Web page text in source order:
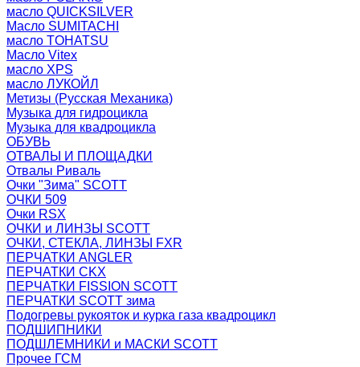
масло QUICKSILVER
Масло SUMITACHI
масло TOHATSU
Масло Vitex
масло XPS
масло ЛУКОЙЛ
Метизы (Русская Механика)
Музыка для гидроцикла
Музыка для квадроцикла
ОБУВЬ
ОТВАЛЫ И ПЛОЩАДКИ
Отвалы Риваль
Очки "Зима" SCOTT
ОЧКИ 509
Очки RSX
ОЧКИ и ЛИНЗЫ SCOTT
ОЧКИ, СТЕКЛА, ЛИНЗЫ FXR
ПЕРЧАТКИ ANGLER
ПЕРЧАТКИ CKX
ПЕРЧАТКИ FISSION SCOTT
ПЕРЧАТКИ SCOTT зима
Подогревы рукояток и курка газа квадроцикл
ПОДШИПНИКИ
ПОДШЛЕМНИКИ и МАСКИ SCOTT
Прочее ГСМ